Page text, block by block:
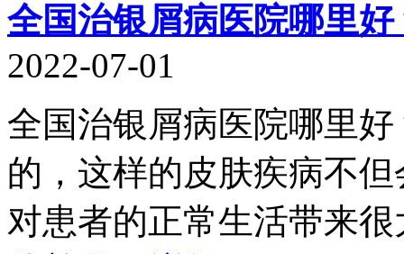
全国治银屑病医院哪里
2022-07-01
全国治银屑病医院哪里
的，这样的皮肤疾病不
对患者的正常生活带来